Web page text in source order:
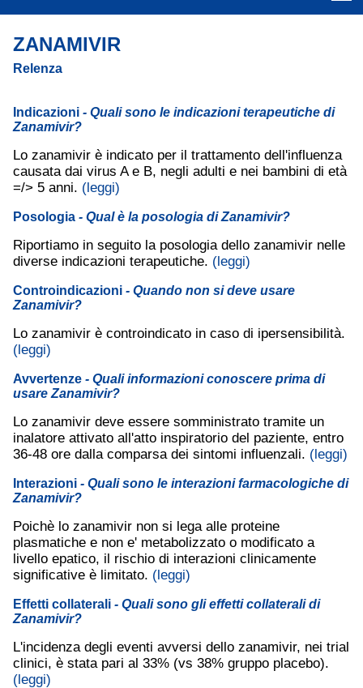
ZANAMIVIR
Relenza
Indicazioni - Quali sono le indicazioni terapeutiche di
Zanamivir?
Lo zanamivir è indicato per il trattamento dell'influenza
causata dai virus A e B, negli adulti e nei bambini di età
=/> 5 anni. (leggi)
Posologia - Qual è la posologia di Zanamivir?
Riportiamo in seguito la posologia dello zanamivir nelle
diverse indicazioni terapeutiche. (leggi)
Controindicazioni - Quando non si deve usare
Zanamivir?
Lo zanamivir è controindicato in caso di ipersensibilità.
(leggi)
Avvertenze - Quali informazioni conoscere prima di
usare Zanamivir?
Lo zanamivir deve essere somministrato tramite un
inalatore attivato all'atto inspiratorio del paziente, entro
36-48 ore dalla comparsa dei sintomi influenzali. (leggi)
Interazioni - Quali sono le interazioni farmacologiche di
Zanamivir?
Poichè lo zanamivir non si lega alle proteine
plasmatiche e non e' metabolizzato o modificato a
livello epatico, il rischio di interazioni clinicamente
significative è limitato. (leggi)
Effetti collaterali - Quali sono gli effetti collaterali di
Zanamivir?
L'incidenza degli eventi avversi dello zanamivir, nei trial
clinici, è stata pari al 33% (vs 38% gruppo placebo).
(leggi)